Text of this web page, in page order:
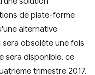
de plate-forme
alternative
obsolète une fois
sera disponible, ce
trimestre 2017.